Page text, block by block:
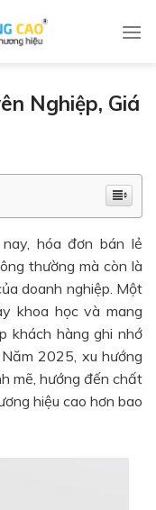
Nghiệp, Giá
hóa đơn bán lẻ
thường mà còn là
doanh nghiệp. Một
khoa học và mang
khách hàng ghi nhớ
2025, xu hướng
mẽ, hướng đến chất
hiệu cao hơn bao